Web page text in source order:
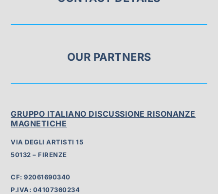
OUR PARTNERS
GRUPPO ITALIANO DISCUSSIONE RISONANZE
MAGNETICHE
VIA DEGLI ARTISTI 15
50132 – FIRENZE
CF: 92061690340
P.IVA: 04107360234